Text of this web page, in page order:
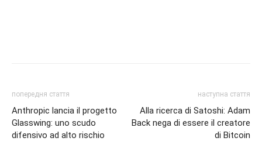
попередня стаття
Anthropic lancia il progetto
Glasswing: uno scudo
difensivo ad alto rischio
наступна стаття
Alla ricerca di Satoshi: Adam
Back nega di essere il creatore
di Bitcoin